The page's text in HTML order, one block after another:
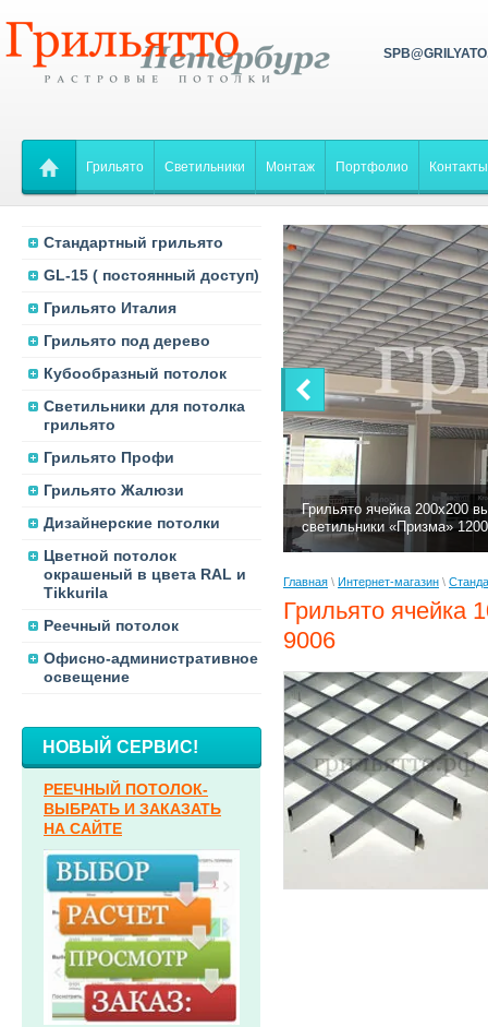
Грильято Светильники Монтаж Портфолио Контакты
Стандартный грильято
GL-15 ( постоянный доступ)
Грильято Италия
Грильято под дерево
Кубообразный потолок
Светильники для потолка
грильято
Грильято Профи
Грильято Жалюзи
Дизайнерские потолки
Цветной потолок
окрашеный в цвета RAL и
Tikkurila
Реечный потолок
Офисно-административное
освещение
НОВЫЙ СЕРВИС!
РЕЕЧНЫЙ ПОТОЛОК-
ВЫБРАТЬ И ЗАКАЗАТЬ
НА САЙТЕ
Грильято ячейка 200х200
светильники «Призма»
Главная \ Интернет-магазин \
Грильято ячейка
9006